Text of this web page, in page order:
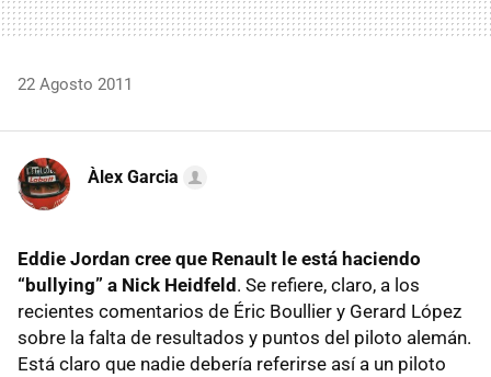
22 Agosto 2011
Àlex Garcia
Eddie Jordan cree que Renault le está haciendo
“bullying” a Nick Heidfeld. Se refiere, claro, a los
recientes comentarios de Éric Boullier y Gerard López
sobre la falta de resultados y puntos del piloto alemán.
Está claro que nadie debería referirse así a un piloto